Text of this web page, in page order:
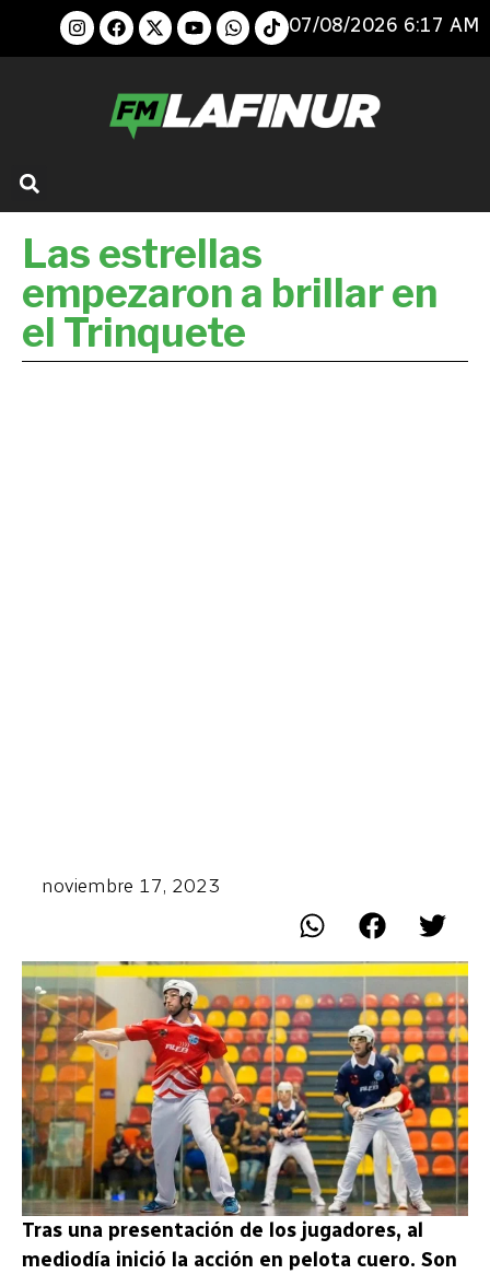
07/08/2026 6:17 AM
Las estrellas
empezaron a brillar en
el Trinquete
noviembre 17, 2023
Tras una presentación de los jugadores, al
mediodía inició la acción en pelota cuero. Son